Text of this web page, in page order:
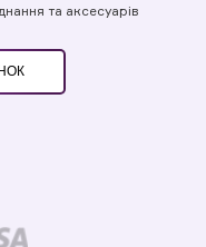
та аксесуарів